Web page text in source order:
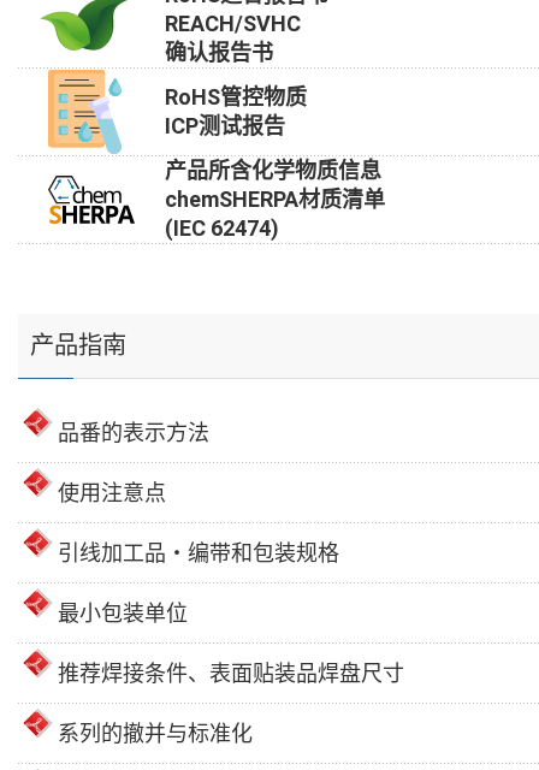
REACH/SVHC
确认报告书
RoHS管控物质
ICP测试报告
产品所含化学物质信息
chemSHERPA材质清单
(IEC 62474)
产品指南
品番的表示方法
使用注意点
引线加工品・编带和包装规格
最小包装单位
推荐焊接条件、表面贴装品焊盘尺寸
系列的撤并与标准化